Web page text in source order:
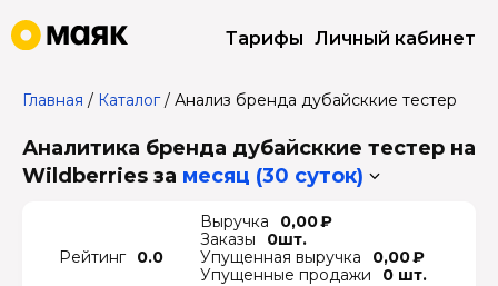
Тарифы Личный кабинет
Главная / Каталог/ Анализ бренда дубайсккие тестер
Аналитика бренда дубайсккие тестер на
Wildberries за месяц (30 суток)
Рейтинг 0.0
Выручка
0,00 ₽
Заказы
0шт.
Упущенная выручка
0,00 ₽
Упущенные продажи
0 шт.